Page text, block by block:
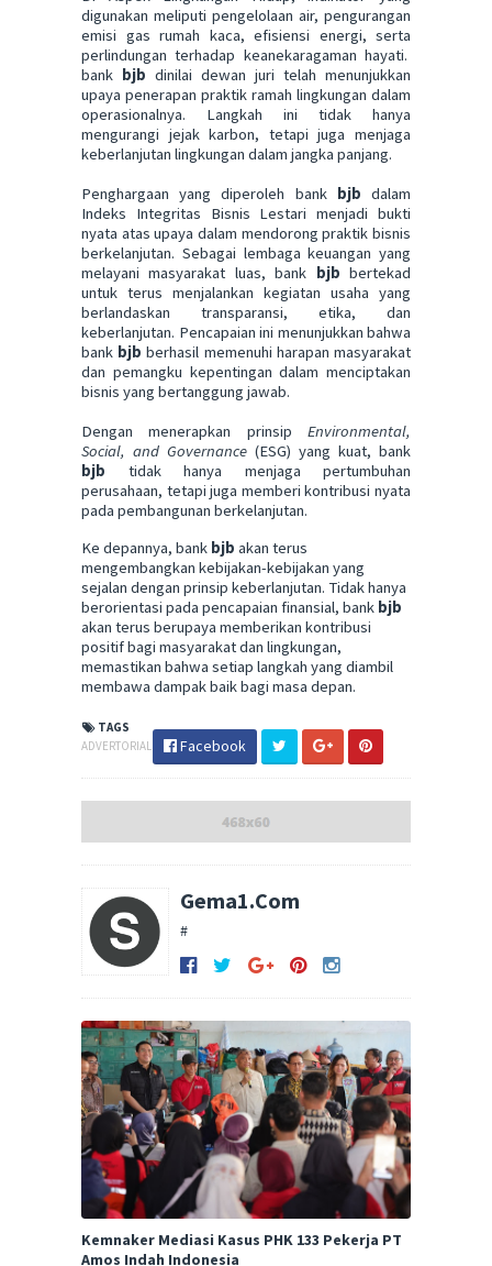
digunakan meliputi pengelolaan air, pengurangan
emisi gas rumah kaca, efisiensi energi, serta
perlindungan terhadap keanekaragaman hayati.
bank bjb dinilai dewan juri telah menunjukkan
upaya penerapan praktik ramah lingkungan dalam
operasionalnya. Langkah ini tidak hanya
mengurangi jejak karbon, tetapi juga menjaga
keberlanjutan lingkungan dalam jangka panjang.
Penghargaan yang diperoleh bank bjbdalam
Indeks Integritas Bisnis Lestari menjadi bukti
nyata atas upaya dalam mendorong praktik bisnis
berkelanjutan. Sebagai lembaga keuangan yang
melayani masyarakat luas, bank bjbbertekad
untuk terus menjalankan kegiatan usaha yang
berlandaskan transparansi, etika, dan
keberlanjutan. Pencapaian ini menunjukkan bahwa
bank bjbberhasil memenuhi harapan masyarakat
dan pemangku kepentingan dalam menciptakan
bisnis yang bertanggung jawab.
Dengan menerapkan prinsip Environmental,
Social, and Governance (ESG) yang kuat, bank
bjb tidak hanya menjaga pertumbuhan
perusahaan, tetapi juga memberi kontribusi nyata
pada pembangunan berkelanjutan.
Ke depannya, bank bjb akan terus
mengembangkan kebijakan-kebijakan yang
sejalan dengan prinsip keberlanjutan. Tidak hanya
berorientasi pada pencapaian finansial, bank bjb
akan terus berupaya memberikan kontribusi
positif bagi masyarakat dan lingkungan,
memastikan bahwa setiap langkah yang diambil
membawa dampak baik bagi masa depan.
TAGS
ADVERTORIAL
Facebook
Gema1.Com
#
Kemnaker Mediasi Kasus PHK 133 Pekerja PT
Amos Indah Indonesia